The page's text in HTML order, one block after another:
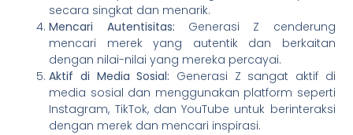
secara singkat dan menarik.
Mencari Autentisitas: Generasi Z cenderung
mencari merek yang autentik dan berkaitan
dengan nilai-nilai yang mereka percayai.
Aktif di Media Sosial: Generasi Z sangat aktif di
media sosial dan menggunakan platform seperti
Instagram, TikTok, dan YouTube untuk berinteraksi
dengan merek dan mencari inspirasi.